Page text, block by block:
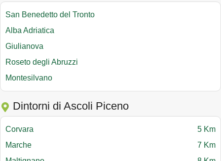
San Benedetto del Tronto
Alba Adriatica
Giulianova
Roseto degli Abruzzi
Montesilvano
Dintorni di Ascoli Piceno
Corvara
5 Km
Marche
7 Km